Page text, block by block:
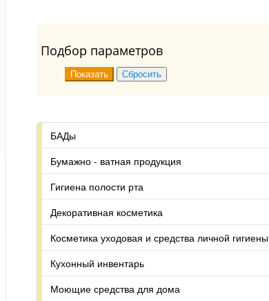
Подбор параметров
БАДы
Бумажно - ватная продукция
Гигиена полости рта
Декоративная косметика
Косметика уходовая и средства личной гигиены
Кухонный инвентарь
Моющие средства для дома